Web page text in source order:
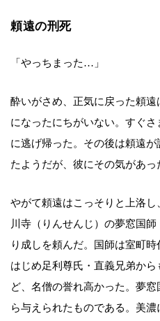
頼遠の刑死
「やっちまった…」
酔いがさめ、正気に戻った頼
になったにちがいない。すぐ
に逃げ帰った。その後は頼遠
たようだが、彼にその気があっ
やがて頼遠はこっそりと上洛
川寺（りんせんじ）の夢窓国
り成しを頼んだ。国師は室町
はじめ足利尊氏・直義兄弟か
ど、名僧の誉れ高かった。夢
ら与えられたものである。美